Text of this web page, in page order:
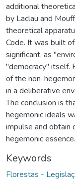
additional
by Laclau and
theoretical
Code. It was built
significant, as
"democracy" itself.
of the non-
in a deliberative
The conclusion is
hegemonic ideals
impulse and obtain
hegemonic essence.
Keywords
Florestas -